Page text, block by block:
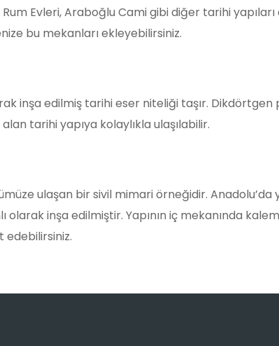
Evleri, Araboğlu Cami gibi diğer tarihi
bu mekanları ekleyebilirsiniz.
inşa edilmiş tarihi eser niteliği taşır. Dikdörtgen
tarihi yapıya kolaylıkla ulaşılabilir.
ulaşan bir sivil mimari örneğidir.
olarak inşa edilmiştir. Yapının iç mekanında
edebilirsiniz.